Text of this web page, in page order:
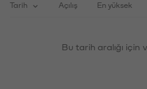
Tarih Açılış En yüksek
Bu tarih aralığı için